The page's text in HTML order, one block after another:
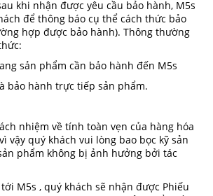
khi nhận được yêu cầu bảo hành, M5s
để thông báo cụ thể cách thức bảo
hợp được bảo hành). Thông thường
sản phẩm cần bảo hành đến M5s
bảo hành trực tiếp sản phẩm.
nhiệm về tính toàn vẹn của hàng hóa
vậy quý khách vui lòng bao bọc kỹ sản
phẩm không bị ảnh hưởng bởi tác
M5s , quý khách sẽ nhận được Phiếu